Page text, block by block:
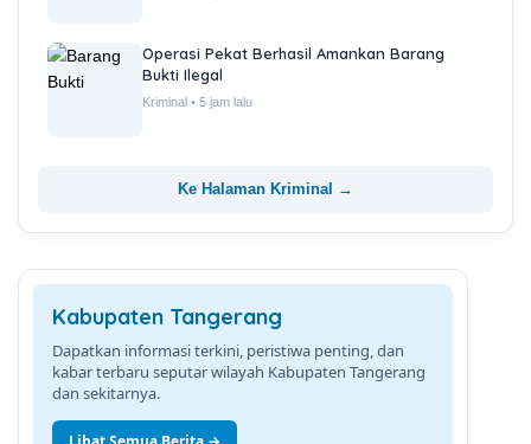
Gelar Operasi Pasar Murah untuk Menjaga
Stabilitas Harga Bahan Pokok
Tangerang Raya • 5 jam lalu
Ke Halaman Tangerang Raya →
Kabupaten Tangerang
Dapatkan informasi terkini, peristiwa penting, dan
kabar terbaru seputar wilayah Kabupaten Tangerang
dan sekitarnya.